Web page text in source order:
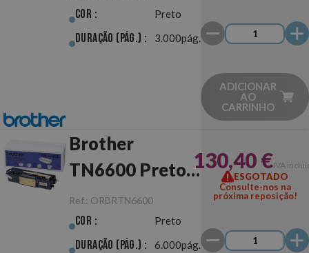
Cor : Preto
Duração (pág.) : 3.000pág.
ADICIONAR
AO
CARRINHO
Brother
TN6600 Preto
Original
Ref.: ORBRTN6600
Cor : Preto
Duração (pág.) : 6.000pág.
130,40 €IVA
ESGOTADO
Consulte-nos na
próxima reposição!